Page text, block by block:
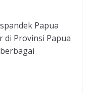
Papua
di Provinsi Papua